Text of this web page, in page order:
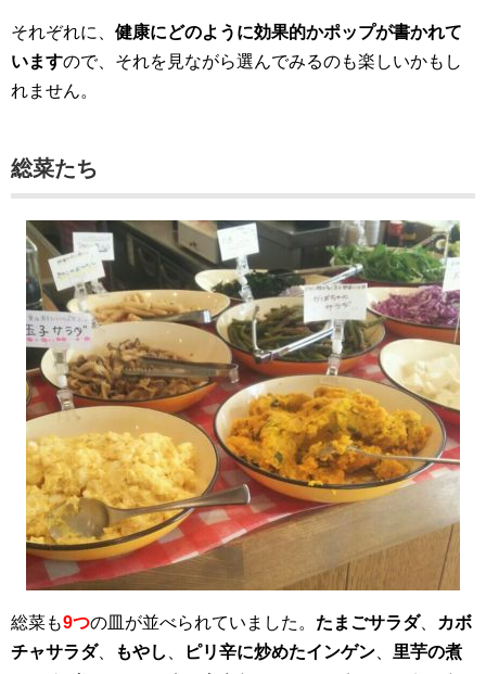
それぞれに、 健康にどのように効果的かポップが書かれて
いますので、それを見ながら選んでみるのも楽しいかもし
れません。
総菜たち
総菜も9つの皿が並べられていました。 たまごサラダ、
カボ
チャサラダ、 もやし ピリ辛に炒めたインゲン
里芋の煮